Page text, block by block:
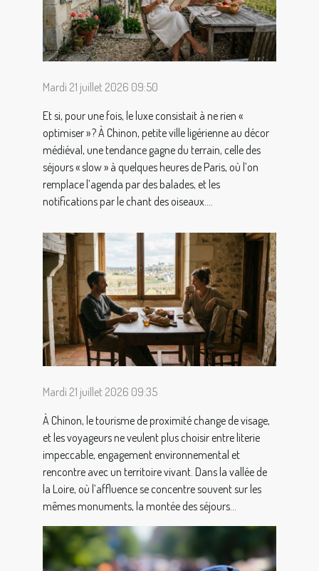
Mardi 21 juillet 2026 09:50
Et si, pour une fois, le luxe consistait à ne rien «
optimiser » ? À Chinon, petite ville ligérienne au décor
médiéval, une tendance gagne du terrain, celle des
séjours « slow » à quelques heures de Paris, où l’on
remplace l’agenda par des balades, et les
notifications par le chant des oiseaux....
Mardi 21 juillet 2026 09:35
À Chinon, le tourisme de proximité change de visage,
et les voyageurs ne veulent plus choisir entre literie
impeccable, engagement environnemental et
rencontre avec un territoire vivant. Dans la vallée de
la Loire, où l’affluence se concentre souvent sur les
mêmes monuments, la montée des séjours...